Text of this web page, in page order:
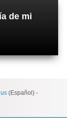
de mi
(Español) -